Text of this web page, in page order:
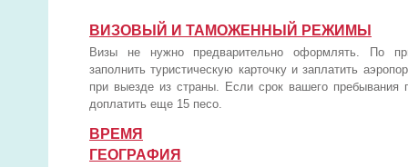
ВИЗОВЫЙ И ТАМОЖЕННЫЙ РЕЖИМЫ
Визы не нужно предварительно оформлять. По
заполнить туристическую карточку и заплатить
при выезде из страны. Если срок вашего
доплатить еще 15 песо.
ВРЕМЯ
ГЕОГРАФИЯ